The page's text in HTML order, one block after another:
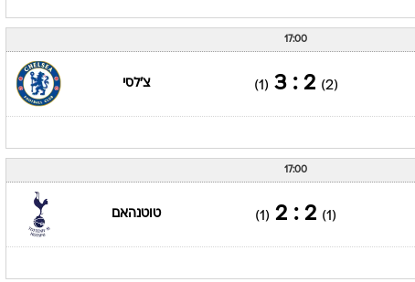
17:00
(2)
2 : 3
(1) צ'לסי
17:00
(1)
2 : 2
(1) טוטנהאם